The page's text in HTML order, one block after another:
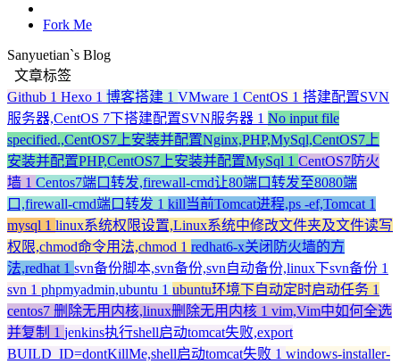
Fork Me
Sanyuetian`s Blog
文章标签
Github 1 Hexo 1 博客搭建 1 VMware 1 CentOS 1 搭建配置SVN
服务器,CentOS 7下搭建配置SVN服务器 1 No input file
specified.,CentOS7上安装并配置Nginx,PHP,MySql,CentOS7上
安装并配置PHP,CentOS7上安装并配置MySql 1 CentOS7防火
墙 1 Centos7端口转发,firewall-cmd让80端口转发至8080端
口,firewall-cmd端口转发 1 kill当前Tomcat进程,ps -ef,Tomcat 1
mysql 1 linux系统权限设置,Linux系统中修改文件夹及文件读写
权限,chmod命令用法,chmod 1 redhat6-x关闭防火墙的方
法,redhat 1 svn备份脚本,svn备份,svn自动备份,linux下svn备份 1
svn 1 phpmyadmin,ubuntu 1 ubuntu环境下自动定时启动任务 1
centos7 删除无用内核,linux删除无用内核 1 vim,Vim中如何全选
并复制 1 jenkins执行shell启动tomcat失败,export
BUILD_ID=dontKillMe,shell启动tomcat失败 1 windows-installer-